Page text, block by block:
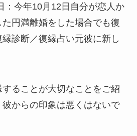
：今年10月12日自分が恋人か
円満離婚をした場合でも復
診断／復縁占い元彼に新し
ることが大切なことをご紹
からの印象は悪くはないで